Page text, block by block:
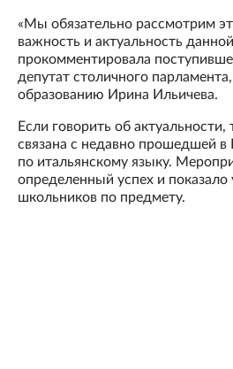
«Мы обязательно рассмотрим
важность и актуальность
прокомментировала
депутат столичного
образованию Ирина Ильичева.
Если говорить об актуальности,
связана с недавно прошедшей
по итальянскому языку.
определенный успех и показало
школьников по предмету.